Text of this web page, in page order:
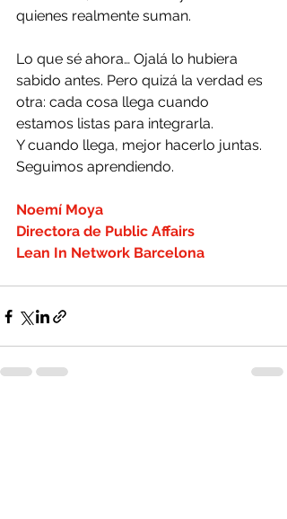
quienes realmente suman.
Lo que sé ahora… Ojalá lo hubiera
sabido antes. Pero quizá la verdad es
otra: cada cosa llega cuando
estamos listas para integrarla.
Y cuando llega, mejor hacerlo juntas.
Seguimos aprendiendo.
Noemí Moya
Directora de Public Affairs
Lean In Network Barcelona